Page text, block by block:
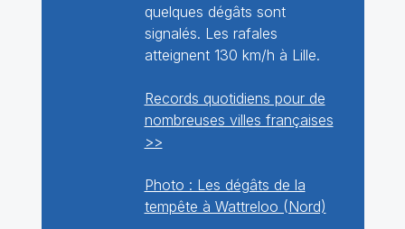
quelques dégâts sont
signalés. Les rafales
atteignent 130 km/h à Lille.
Records quotidiens pour de
nombreuses villes françaises
>>
Photo : Les dégâts de la
tempête à Wattreloo (Nord)